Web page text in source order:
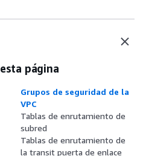
página
Grupos de seguridad de la
VPC
Tablas de enrutamiento de
subred
Tablas de enrutamiento de
la transit puerta de enlace